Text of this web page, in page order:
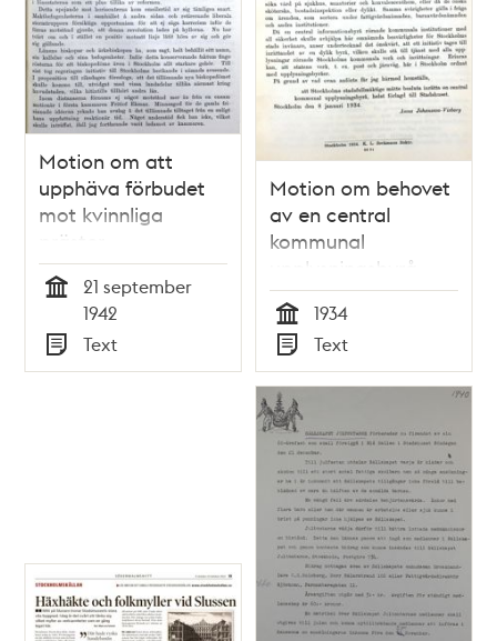
Motion om att
upphäva förbudet
mot kvinnliga
präster -
stadsfullmäktige
1942
21 september
1942
Typ
Text
Motion om behovet
av en central
kommunal
upplysningsbyrå -
stadsfullmäktige
1934
Tid
1934
Typ
Text